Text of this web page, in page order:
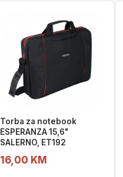
Torba za notebook
ESPERANZA 15,6"
SALERNO, ET192
16,00 KM